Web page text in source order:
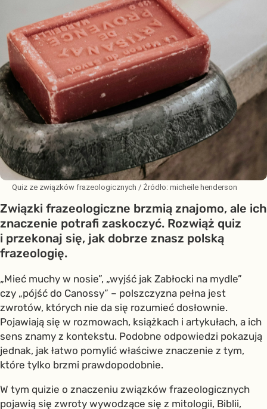
Quiz ze związków frazeologicznych / Źródło: micheile henderson
Związki frazeologiczne brzmią znajomo, ale ich
znaczenie potrafi zaskoczyć. Rozwiąż quiz
i przekonaj się, jak dobrze znasz polską
frazeologię.
„Mieć muchy w nosie”, „wyjść jak Zabłocki na mydle”
czy „pójść do Canossy” – polszczyzna pełna jest
zwrotów, których nie da się rozumieć dosłownie.
Pojawiają się w rozmowach, książkach i artykułach, a ich
sens znamy z kontekstu. Podobne odpowiedzi pokazują
jednak, jak łatwo pomylić właściwe znaczenie z tym,
które tylko brzmi prawdopodobnie.
W tym quizie o znaczeniu związków frazeologicznych
pojawią się zwroty wywodzące się z mitologii, Biblii,